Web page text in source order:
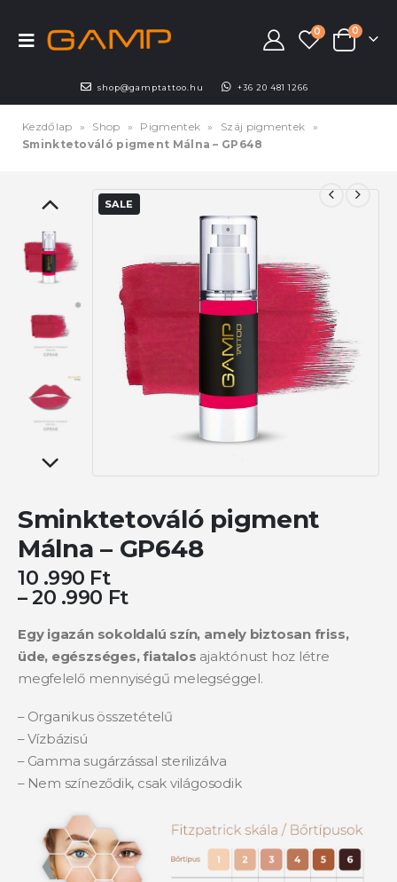
0 0
shop@gamptattoo.hu +36 20 481 1266
Kezdőlap » Shop » Pigmentek » Száj pigmentek
»
Sminktetováló pigment Málna – GP648
SALE
Sminktetováló pigment
Málna – GP648
10 .990 Ft
–20 .990 Ft
Egy igazán sokoldalú szín, amely biztosan friss,
üde, egészséges, fiatalos ajaktónust hoz létre
megfelelő mennyiségű melegséggel.
– Organikus összetételű
– Vízbázisú
– Gamma sugárzással sterilizálva
– Nem színeződik, csak világosodik